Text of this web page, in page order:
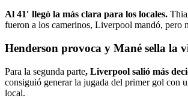
Al 41′ llegó la más clara para los locales.
fueron a los camerinos, Liverpool mandó, pero
Henderson provoca y Mané sella la
Para la segunda parte, Liverpool salió más
consiguió generar la jugada del primer gol con
local.